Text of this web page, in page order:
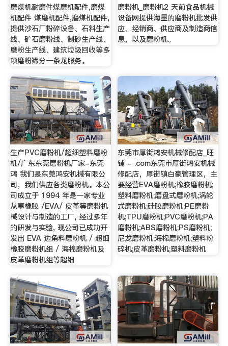
磨煤机耐磨件煤磨机配件,磨煤
机配件 煤磨机配件,磨煤机配件,
提供沙石厂粉碎设备、石料生产
线、矿石磨粉线、制砂生产线、
磨粉生产线、建筑垃圾回收等多
项磨粉筛分一条龙服务。
磨粉机_磨粉机2 天前食品机械
设备网提供海量的磨粉机批发供
应、经销商、供应商及制造商信
息，以及磨粉机。
生产PVC磨粉机/超细塑料磨粉
机/广东东莞磨粉机厂家-东莞
鸿 我们是东莞鸿安机械有限公
司，我们供应各类磨粉机。本公
司成立于 1994 年是一家专业
从事橡胶 /EVA/ 皮革等磨粉机
械设计与制造的工厂, 经过多年
的研发与实验, 现公司已成功开
发出 EVA 边角料磨粉机 / 超细
橡胶磨粉机组 / 海棉磨粉机及
皮革磨粉机组等超细
东莞市厚街鸿安机械修配店_旺
铺 - .com东莞市厚街鸿安机械
修配店，厚街镇白豪管理区，主
要经营EVA磨粉机;橡胶磨粉机;
塑料磨粉机;磨盘式磨粉机;涡轮
式磨粉机;硅胶磨粉机;PE磨粉
机;TPU磨粉机;PVC磨粉机;PA
磨粉机;ABS磨粉机;PS磨粉机;
尼龙磨粉机;海棉磨粉机;塑料粉
碎机;皮革磨粉机;塑料磨粉机